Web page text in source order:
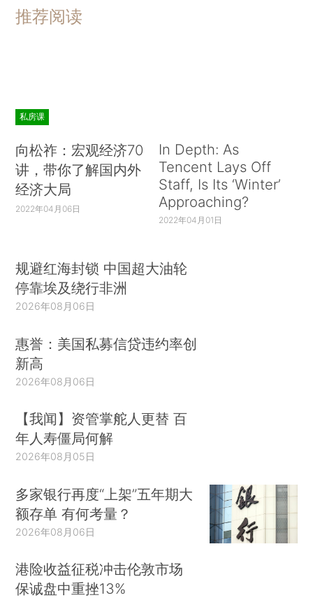
推荐阅读
私房课
向松祚：宏观经济70
讲，带你了解国内外
经济大局
2022年04月06日
In Depth: As
Tencent Lays Off
Staff, Is Its ‘Winter’
Approaching?
2022年04月01日
规避红海封锁 中国超大油轮
停靠埃及绕行非洲
2026年08月06日
惠誉：美国私募信贷违约率创
新高
2026年08月06日
【我闻】资管掌舵人更替 百
年人寿僵局何解
2026年08月05日
多家银行再度“上架”五年期大
额存单 有何考量？
2026年08月06日
港险收益征税冲击伦敦市场
保诚盘中重挫13%